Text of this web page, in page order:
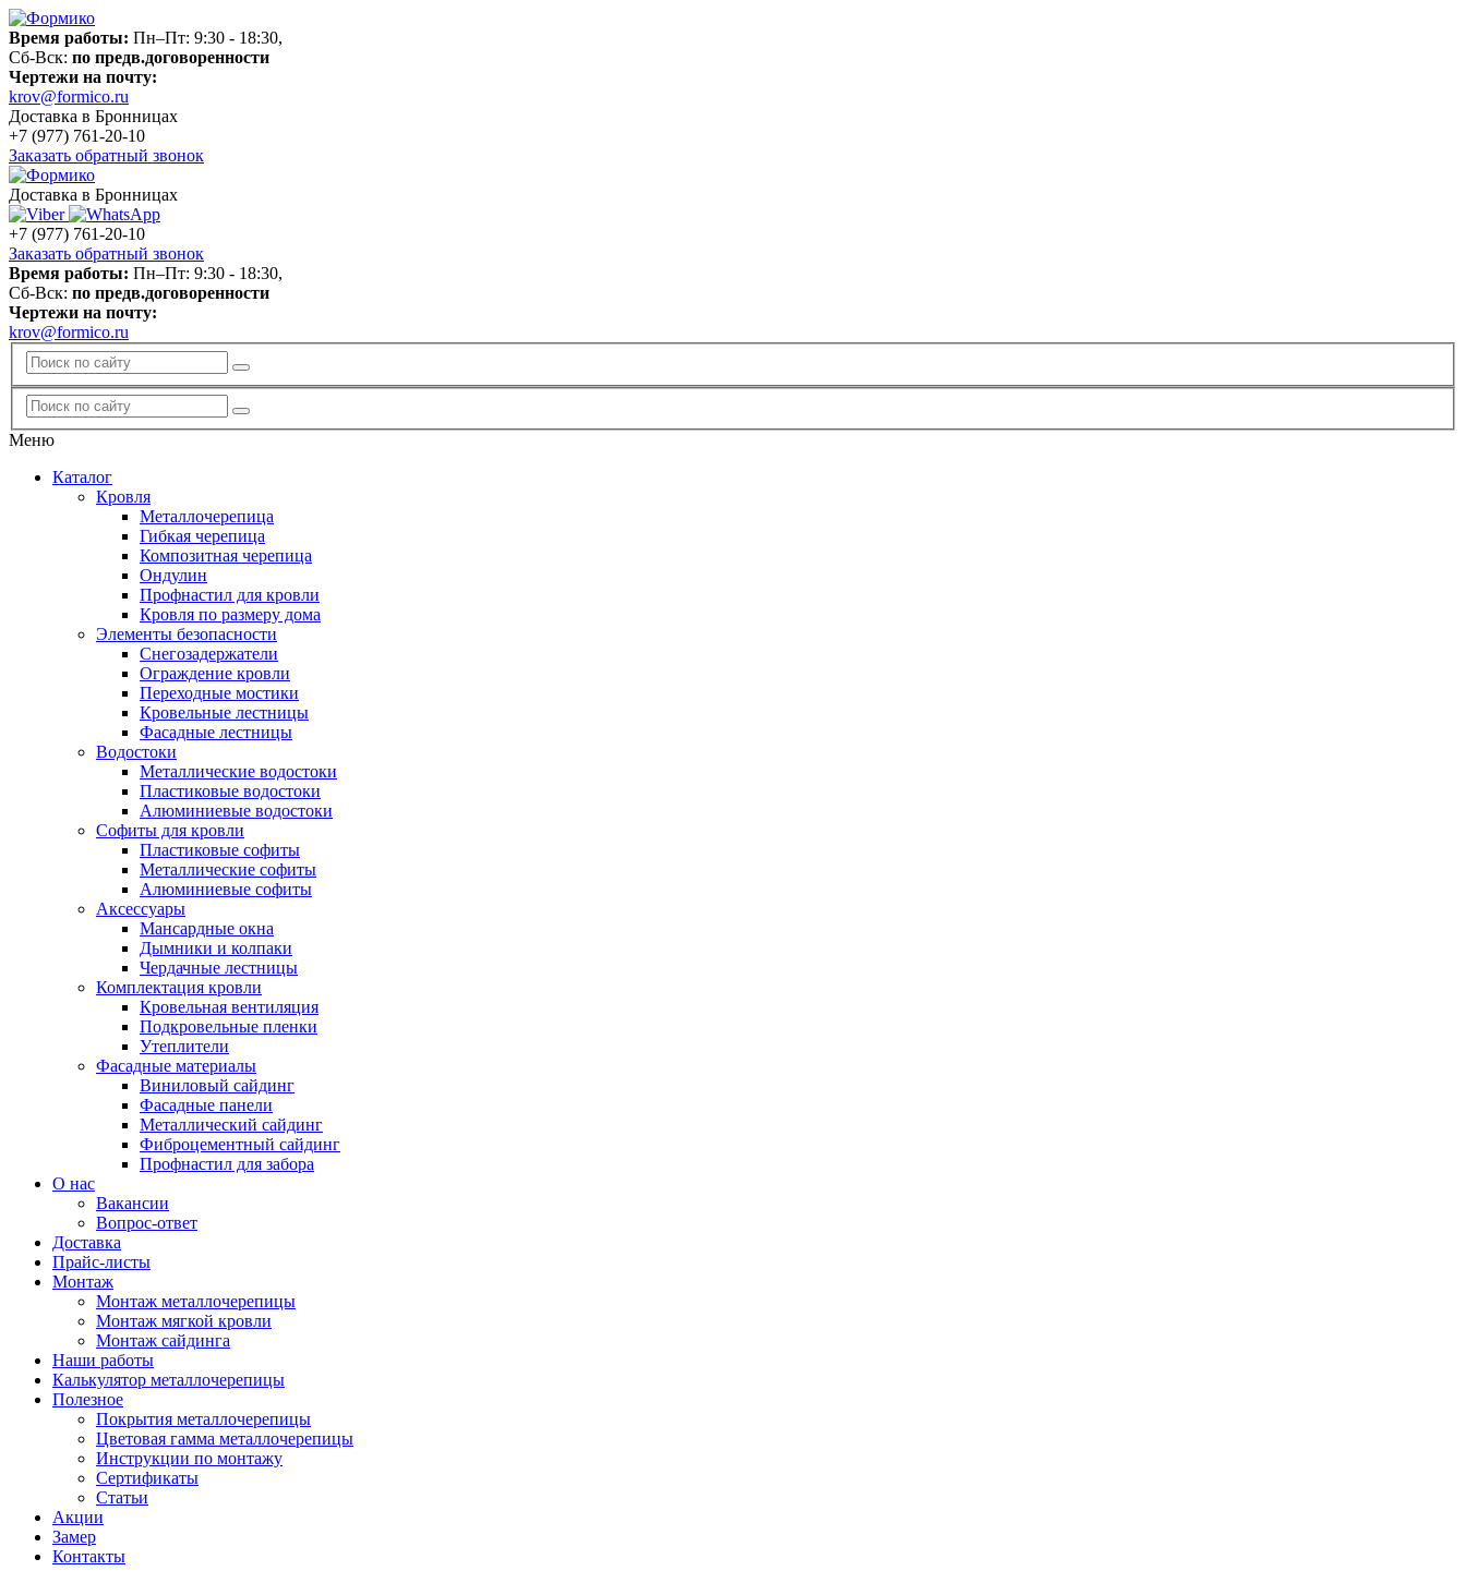
Время работы: Пн–Пт: 9:30 - 18:30,
Сб-Вск: по предв.договоренности
Чертежи на почту:
krov@formico.ru
Доставка в Бронницах
+7 (977) 761-20-10
Заказать обратный звонок
Доставка в Бронницах
+7 (977) 761-20-10
Заказать обратный звонок
Время работы: Пн–Пт: 9:30 - 18:30,
Сб-Вск: по предв.договоренности
Чертежи на почту:
krov@formico.ru
Меню
Каталог
Кровля
Металлочерепица
Гибкая черепица
Композитная черепица
Ондулин
Профнастил для кровли
Кровля по размеру дома
Элементы безопасности
Снегозадержатели
Ограждение кровли
Переходные мостики
Кровельные лестницы
Фасадные лестницы
Водостоки
Металлические водостоки
Пластиковые водостоки
Алюминиевые водостоки
Софиты для кровли
Пластиковые софиты
Металлические софиты
Алюминиевые софиты
Аксессуары
Мансардные окна
Дымники и колпаки
Чердачные лестницы
Комплектация кровли
Кровельная вентиляция
Подкровельные пленки
Утеплители
Фасадные материалы
Виниловый сайдинг
Фасадные панели
Металлический сайдинг
Фиброцементный сайдинг
Профнастил для забора
О нас
Вакансии
Вопрос-ответ
Доставка
Прайс-листы
Монтаж
Монтаж металлочерепицы
Монтаж мягкой кровли
Монтаж сайдинга
Наши работы
Калькулятор металлочерепицы
Полезное
Покрытия металлочерепицы
Цветовая гамма металлочерепицы
Инструкции по монтажу
Сертификаты
Статьи
Акции
Замер
Контакты